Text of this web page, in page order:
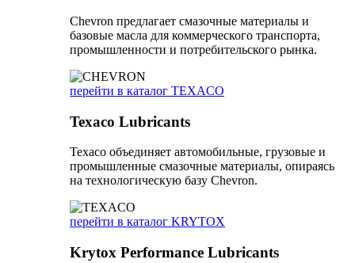
Chevron предлагает смазочные материалы и
базовые масла для коммерческого транспорта,
промышленности и потребительского рынка.
перейти в каталог TEXACO
Texaco Lubricants
Texaco объединяет автомобильные, грузовые и
промышленные смазочные материалы, опираясь
на технологическую базу Chevron.
перейти в каталог KRYTOX
Krytox Performance Lubricants